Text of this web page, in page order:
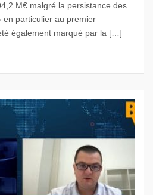
M€ malgré la persistance des
en particulier au premier
également marqué par la […]